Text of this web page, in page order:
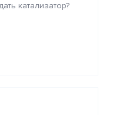
катализатор?